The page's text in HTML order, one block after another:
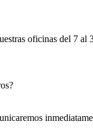
oficinas del 7 al